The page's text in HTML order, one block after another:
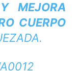
Y MEJORA
CUERPO